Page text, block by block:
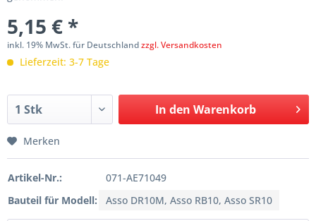
5,15 € *
inkl. 19% MwSt. für Deutschlandzzgl. Versandkosten
Lieferzeit: 3-7 Tage
In den Warenkorb
Merken
Artikel-Nr.:
071-AE71049
Bauteil für Modell:
Asso DR10M, Asso RB10, Asso SR10